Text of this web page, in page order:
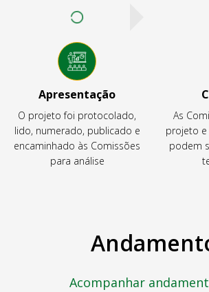
Apresentação
O projeto foi protocolado,
lido, numerado, publicado e
encaminhado às Comissões
para análise
As
projeto e
podem
Acompanhar